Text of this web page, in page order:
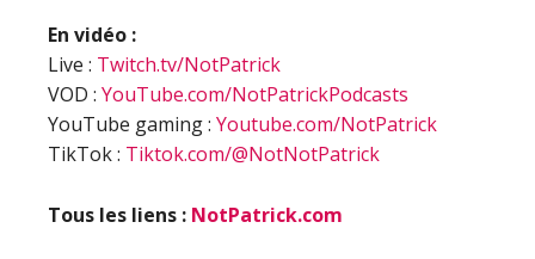
En vidéo :
Live : Twitch.tv/NotPatrick
VOD : YouTube.com/NotPatrickPodcasts
YouTube gaming : Youtube.com/NotPatrick
TikTok : Tiktok.com/@NotNotPatrick
Tous les liens : NotPatrick.com